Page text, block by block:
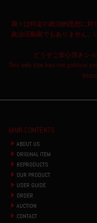
我々は特定の政治的思想に対
政治活動家でもありません。
どうぞご安心頂きシ
This web site has not political
MAIN CONTENTS
ABOUT US
ORIGINAL ITEM
REPRODUCTS
OUR PRODUCT
USER GUIDE
ORDER
AUCTION
CONTACT